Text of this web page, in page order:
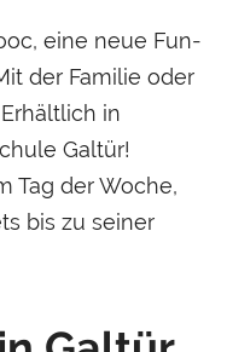
eine neue Fun-
der Familie oder
in
Galtür!
Tag der Woche,
bis zu seiner